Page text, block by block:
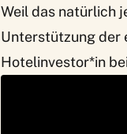
Weil das natürlich
Unterstützung der
Hotelinvestor*in